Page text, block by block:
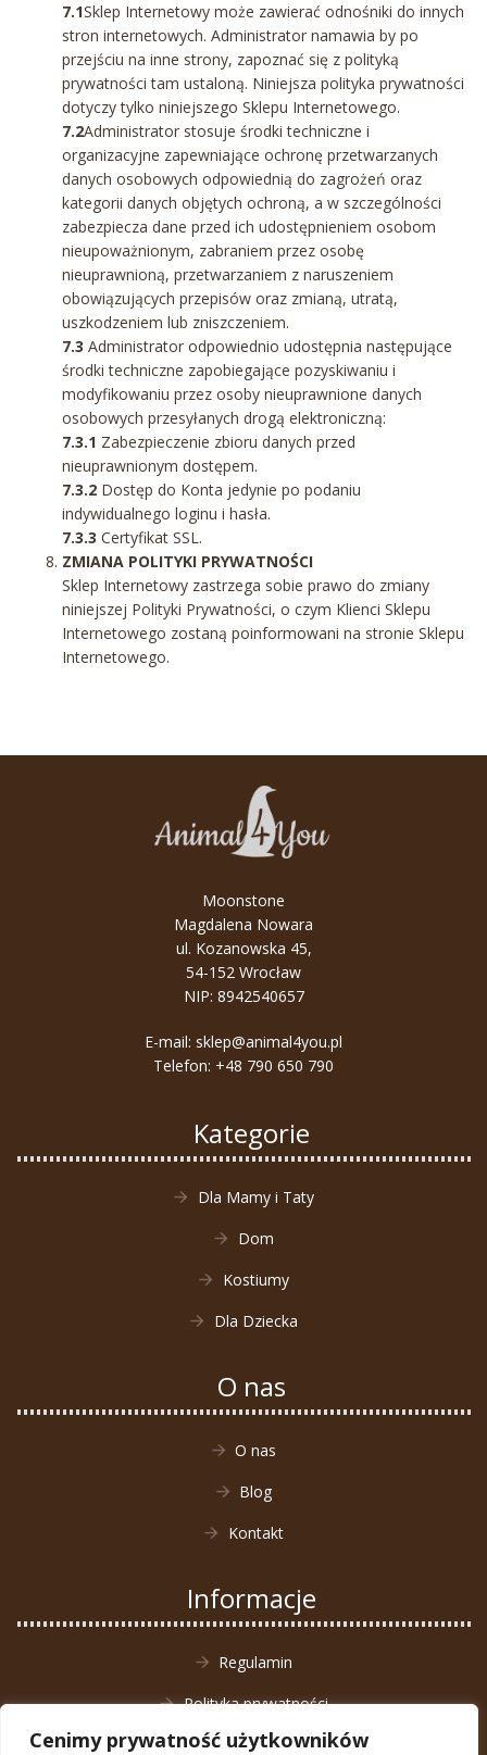
Cenimy prywatność użytkowników
7.1Sklep Internetowy może zawierać odnośniki do innych
stron internetowych. Administrator namawia by po
przejściu na inne strony, zapoznać się z polityką
prywatności tam ustaloną. Niniejsza polityka prywatności
dotyczy tylko niniejszego Sklepu Internetowego.
7.2Administrator stosuje środki techniczne i
organizacyjne zapewniające ochronę przetwarzanych
danych osobowych odpowiednią do zagrożeń oraz
kategorii danych objętych ochroną, a w szczególności
zabezpiecza dane przed ich udostępnieniem osobom
nieupoważnionym, zabraniem przez osobę
nieuprawnioną, przetwarzaniem z naruszeniem
obowiązujących przepisów oraz zmianą, utratą,
uszkodzeniem lub zniszczeniem.
7.3 Administrator odpowiednio udostępnia następujące
środki techniczne zapobiegające pozyskiwaniu i
modyfikowaniu przez osoby nieuprawnione danych
osobowych przesyłanych drogą elektroniczną:
7.3.1 Zabezpieczenie zbioru danych przed
nieuprawnionym dostępem.
7.3.2 Dostęp do Konta jedynie po podaniu
indywidualnego loginu i hasła.
7.3.3 Certyfikat SSL.
ZMIANA POLITYKI PRYWATNOŚCI
Sklep Internetowy zastrzega sobie prawo do zmiany
niniejszej Polityki Prywatności, o czym Klienci Sklepu
Internetowego zostaną poinformowani na stronie Sklepu
Internetowego.
Moonstone
Magdalena Nowara
ul. Kozanowska 45,
54-152 Wrocław
NIP: 8942540657
E-mail: sklep@animal4you.pl
Telefon: +48 790 650 790
Kategorie
Dla Mamy i Taty
Dom
Kostiumy
Dla Dziecka
O nas
O nas
Blog
Kontakt
Informacje
Regulamin
Polityka prywatności
Zwrot towaru